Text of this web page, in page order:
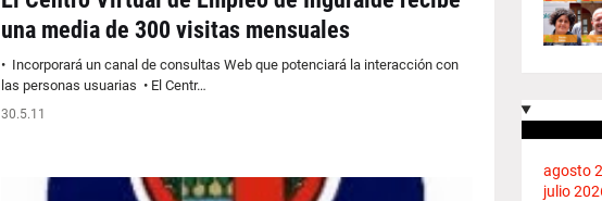
una media de 300 visitas mensuales
• Incorporará un canal de consultas Web que potenciará la interacción con
las personas usuarias • El Centr…
30.5.11
agosto
julio